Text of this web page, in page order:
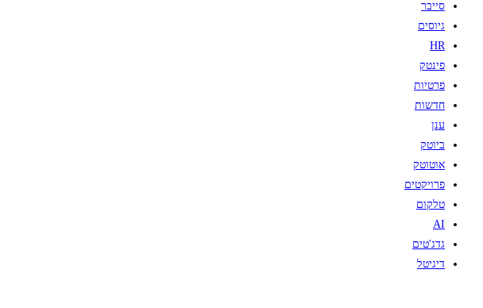
סייבר
גיוסים
HR
פינטק
פרטיות
חדשות
ענן
ביוטק
אוטוטק
פרויקטים
טלקום
AI
גדג'טים
דיגיטל